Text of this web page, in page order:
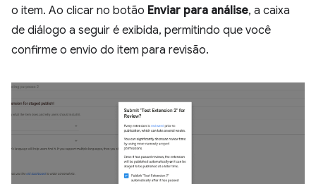
o item. Ao clicar no botão Enviar para análise, a caixa
de diálogo a seguir é exibida, permitindo que você
confirme o envio do item para revisão.